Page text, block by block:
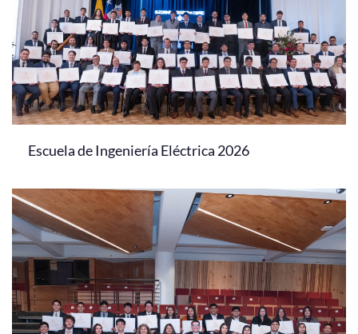
Escuela de Ingeniería Eléctrica 2026